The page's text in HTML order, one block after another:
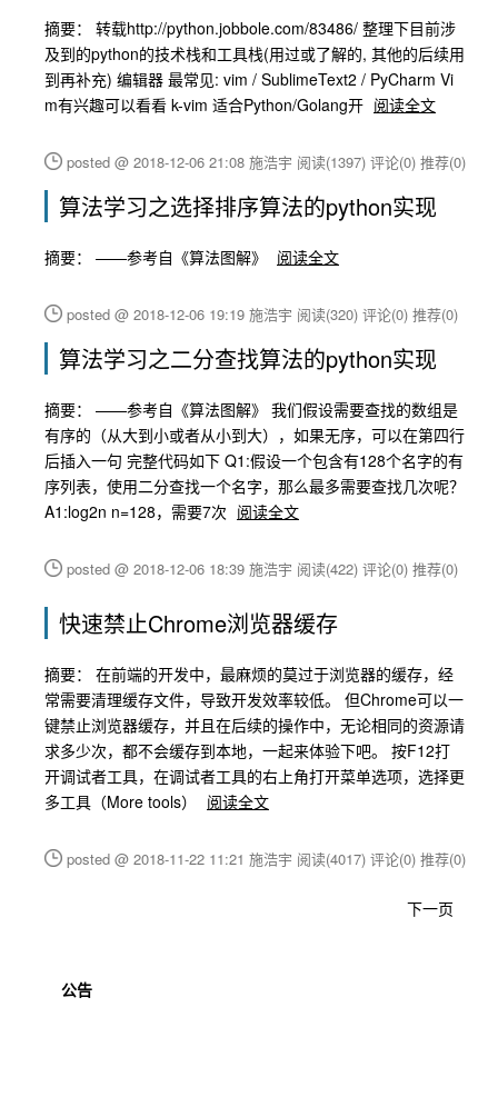
摘要： 转载http://python.jobbole.com/83486/ 整理下目前涉
及到的python的技术栈和工具栈(用过或了解的, 其他的后续用
到再补充) 编辑器 最常见: vim / SublimeText2 / PyCharm Vi
m有兴趣可以看看 k-vim 适合Python/Golang开 阅读全文
posted @ 2018-12-06 21:08 施浩宇 阅读(1397) 评论(0) 推荐(0)
算法学习之选择排序算法的python实现
摘要： ——参考自《算法图解》 阅读全文
posted @ 2018-12-06 19:19 施浩宇 阅读(320) 评论(0) 推荐(0)
算法学习之二分查找算法的python实现
摘要： ——参考自《算法图解》 我们假设需要查找的数组是
有序的（从大到小或者从小到大），如果无序，可以在第四行
后插入一句 完整代码如下 Q1:假设一个包含有128个名字的有
序列表，使用二分查找一个名字，那么最多需要查找几次呢？
A1:log2n n=128，需要7次 阅读全文
posted @ 2018-12-06 18:39 施浩宇 阅读(422) 评论(0) 推荐(0)
快速禁止Chrome浏览器缓存
摘要： 在前端的开发中，最麻烦的莫过于浏览器的缓存，经
常需要清理缓存文件，导致开发效率较低。 但Chrome可以一
键禁止浏览器缓存，并且在后续的操作中，无论相同的资源请
求多少次，都不会缓存到本地，一起来体验下吧。 按F12打
开调试者工具，在调试者工具的右上角打开菜单选项，选择更
多工具（More tools）
阅读全文
posted @ 2018-11-22 11:21 施浩宇 阅读(4017) 评论(0) 推荐(0)
下一页
公告